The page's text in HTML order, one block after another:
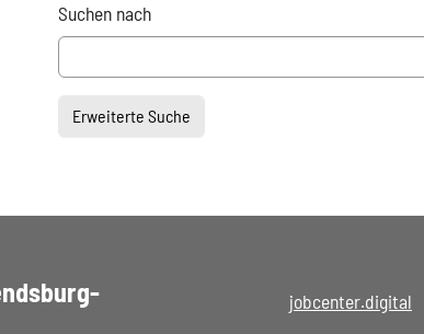
Suchformular
Suchen nach
Erweiterte Suche
jobcenter.digital